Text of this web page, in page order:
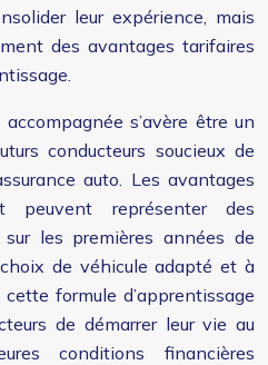
leur expérience, mais
des avantages tarifaires
s’avère être un
conducteurs soucieux de
auto. Les avantages
représenter des
les premières années de
de véhicule adapté et à
formule d’apprentissage
de démarrer leur vie au
conditions financières